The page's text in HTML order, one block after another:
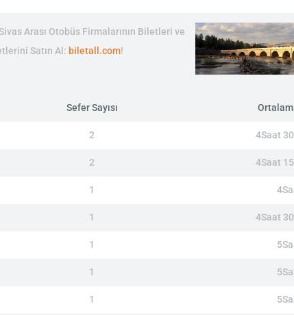
Arası Otobüs Firmalarının Biletleri ve
Satın Al: biletall.com!
Sefer Sayısı
2 4Saat
2 4Saat
1
1 4Saat
1
1
1